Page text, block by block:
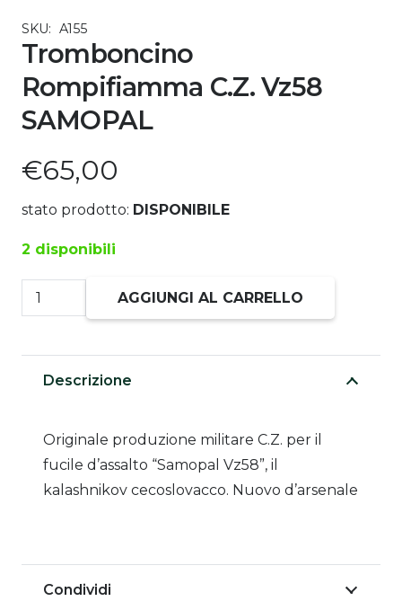
SKU: A155
Tromboncino
Rompifiamma C.Z. Vz58
SAMOPAL
€65,00
stato prodotto: DISPONIBILE
2 disponibili
Tromboncino
Rompifiamma
SAMOPAL
AGGIUNGI AL CARRELLO
Descrizione
Originale produzione militare C.Z. per il
fucile d’assalto “Samopal Vz58”, il
kalashnikov cecoslovacco. Nuovo d’arsenale
Condividi